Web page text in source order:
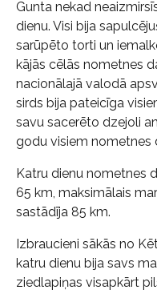
Gunta nekad
dienu. Visi bija
sarūpēto torti un
kājās cēlās nometnes
nacionālajā valodā
sirds bija pateicīga
savu sacerēto dzejoli
godu visiem nometnes
Katru dienu nometnes
65 km, maksimālais
sastādīja 85 km.
Izbraucieni sākās no
katru dienu bija savs
ziedlapiņas visapkārt